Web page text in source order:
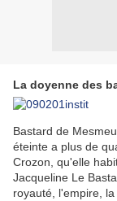
La doyenne des
Bastard de
éteinte a plus de
Crozon, qu'elle
Jacqueline Le
royauté, l'empire,